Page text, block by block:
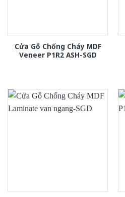
Cửa Gỗ Chống Cháy MDF
Veneer P1R2 ASH-SGD